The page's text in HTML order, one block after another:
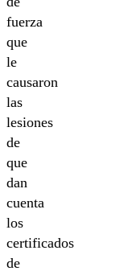
fuerza
que
le
causaron
las
lesiones
de
que
dan
cuenta
los
certificados
de